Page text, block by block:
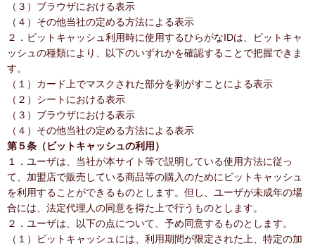
（３）ブラウザにおける表示
（４）その他当社の定める方法による表示
２．ビットキャッシュ利用時に使用するひらがなIDは、ビットキャ
ッシュの種類により、以下のいずれかを確認することで把握できま
す。
（１）カード上でマスクされた部分を剥がすことによる表示
（２）シートにおける表示
（３）ブラウザにおける表示
（４）その他当社の定める方法による表示
第５条（ビットキャッシュの利用）
１．ユーザは、当社が本サイト等で説明している使用方法に従っ
て、加盟店で販売している商品等の購入のためにビットキャッシュ
を利用することができるものとします。但し、ユーザが未成年の場
合には、法定代理人の同意を得た上で行うものとします。
２．ユーザは、以下の点について、予め同意するものとします。
（１）ビットキャッシュには、利用期間が限定された上、特定の加